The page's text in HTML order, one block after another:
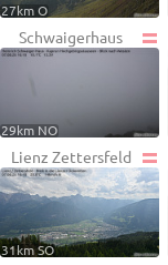
27km O
Schwaigerhaus
29km NO
Lienz Zettersfeld
31km SO